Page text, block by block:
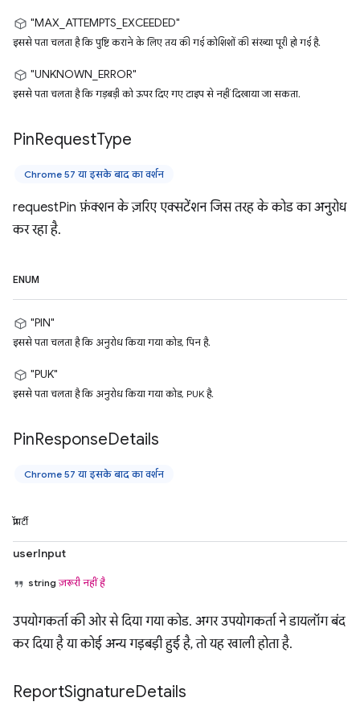
"MAX_ATTEMPTS_EXCEEDED"
इससे पता चलता है कि पुष्टि कराने के लिए तय की गई कोशिशों की संख्या पूरी हो गई है.
"UNKNOWN_ERROR"
इससे पता चलता है कि गड़बड़ी को ऊपर दिए गए टाइप से नहीं दिखाया जा सकता.
PinRequestType
Chrome 57 या इसके बाद का वर्शन
requestPin फ़ंक्शन के ज़रिए एक्सटेंशन जिस तरह के कोड का अनुरोध
कर रहा है.
ENUM
"PIN"
इससे पता चलता है कि अनुरोध किया गया कोड, पिन है.
"PUK"
इससे पता चलता है कि अनुरोध किया गया कोड, PUK है.
PinResponseDetails
Chrome 57 या इसके बाद का वर्शन
प्रॉपर्टी
userInput
stringज़रूरी नहीं है
उपयोगकर्ता की ओर से दिया गया कोड. अगर उपयोगकर्ता ने डायलॉग बंद
कर दिया है या कोई अन्य गड़बड़ी हुई है, तो यह खाली होता है.
ReportSignatureDetails